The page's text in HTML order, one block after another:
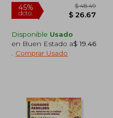
Disponible Usado
en Buen Estado a$ 19.46
Comprar Usado